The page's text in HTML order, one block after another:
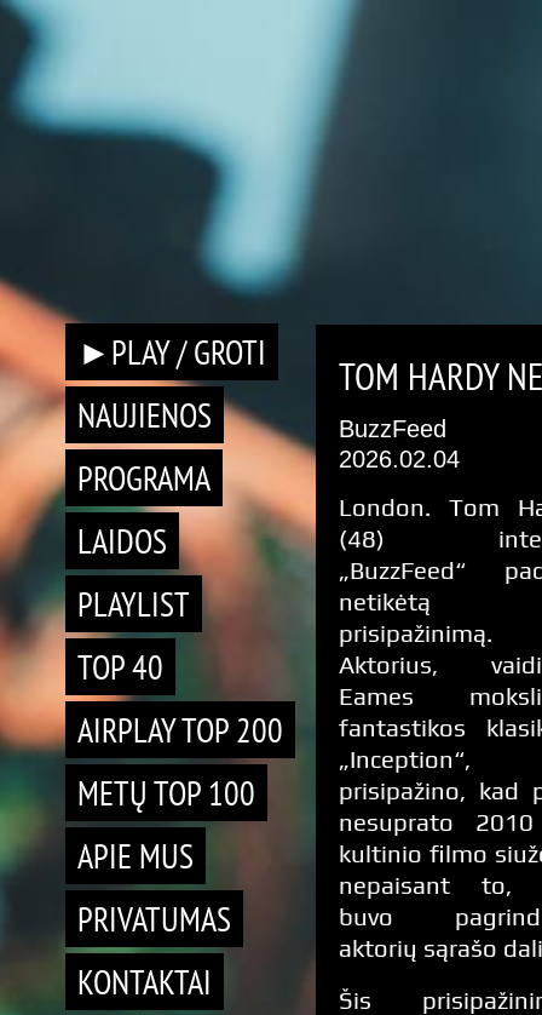
►PLAY / GROTI
NAUJIENOS
PROGRAMA
LAIDOS
PLAYLIST
TOP 40
AIRPLAY TOP 200
METŲ TOP 100
APIE MUS
PRIVATUMAS
KONTAKTAI
TOM HARDY
BuzzFeed
2026.02.04
London. Tom
(48)
„BuzzFeed“
netikėtą
prisipažinimą.
Aktorius,
Eames
fantastikos
„Inception“,
prisipažino, kad
nesuprato
kultinio filmo
nepaisant to,
buvo
aktorių sąrašo
Šis